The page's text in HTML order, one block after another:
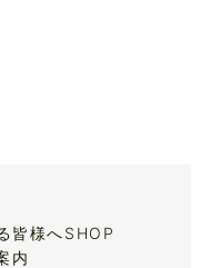
皆様へSHOP
内